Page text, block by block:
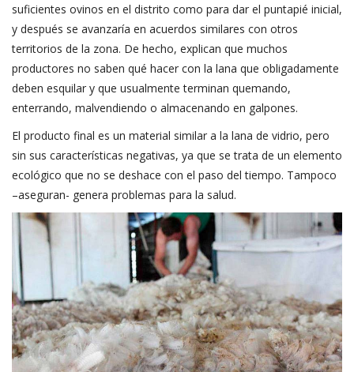
suficientes ovinos en el distrito como para dar el puntapié inicial,
y después se avanzaría en acuerdos similares con otros
territorios de la zona. De hecho, explican que muchos
productores no saben qué hacer con la lana que obligadamente
deben esquilar y que usualmente terminan quemando,
enterrando, malvendiendo o almacenando en galpones.
El producto final es un material similar a la lana de vidrio, pero
sin sus características negativas, ya que se trata de un elemento
ecológico que no se deshace con el paso del tiempo. Tampoco
–aseguran- genera problemas para la salud.